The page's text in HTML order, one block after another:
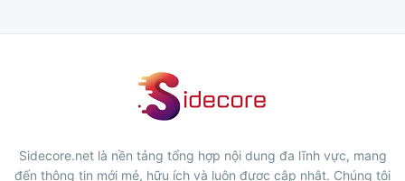
Sidecore.net là nền tảng tổng hợp nội dung đa lĩnh vực, mang
đến thông tin mới mẻ, hữu ích và luôn được cập nhật. Chúng tôi